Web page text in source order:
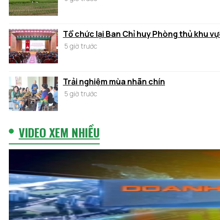
Tổ chức lại Ban Chỉ huy Phòng thủ khu
5 giờ trước
Trải nghiệm mùa nhãn chín
5 giờ trước
VIDEO XEM NHIỀU